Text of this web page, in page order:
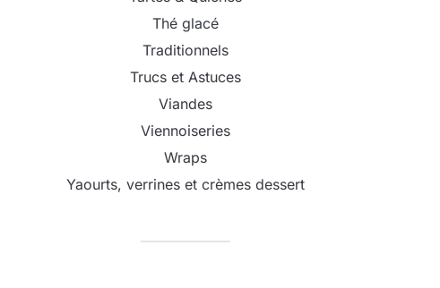
Thé glacé
Traditionnels
Trucs et Astuces
Viandes
Viennoiseries
Wraps
Yaourts, verrines et crèmes dessert